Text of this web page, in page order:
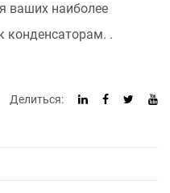
ваших наиболее
конденсаторам. .
Делиться: